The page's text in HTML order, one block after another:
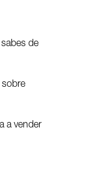
de
sobre
a vender